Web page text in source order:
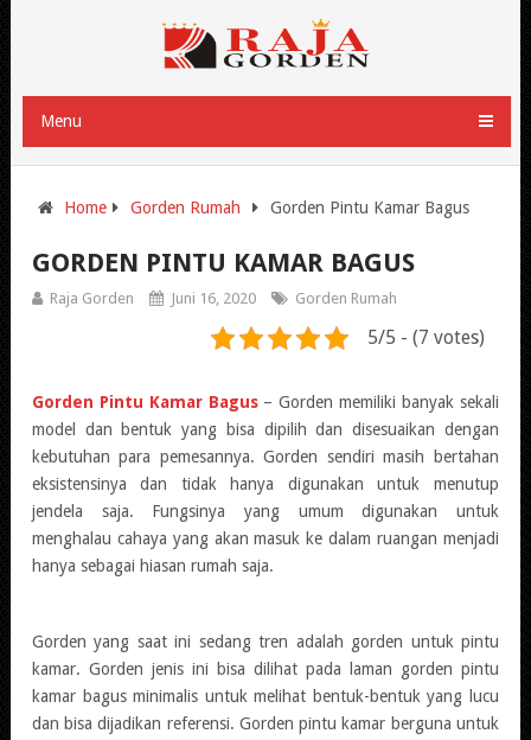
Menu
Home Gorden Rumah Gorden Pintu Kamar Bagus
GORDEN PINTU KAMAR BAGUS
Raja Gorden Juni 16, 2020 Gorden Rumah
5/5 - (7 votes)
Gorden Pintu Kamar Bagus– Gorden memiliki banyak sekali
model dan bentuk yang bisa dipilih dan disesuaikan dengan
kebutuhan para pemesannya. Gorden sendiri masih bertahan
eksistensinya dan tidak hanya digunakan untuk menutup
jendela saja. Fungsinya yang umum digunakan untuk
menghalau cahaya yang akan masuk ke dalam ruangan menjadi
hanya sebagai hiasan rumah saja.
Gorden yang saat ini sedang tren adalah gorden untuk pintu
kamar. Gorden jenis ini bisa dilihat pada laman gorden pintu
kamar bagus minimalis untuk melihat bentuk-bentuk yang lucu
dan bisa dijadikan referensi. Gorden pintu kamar berguna untuk